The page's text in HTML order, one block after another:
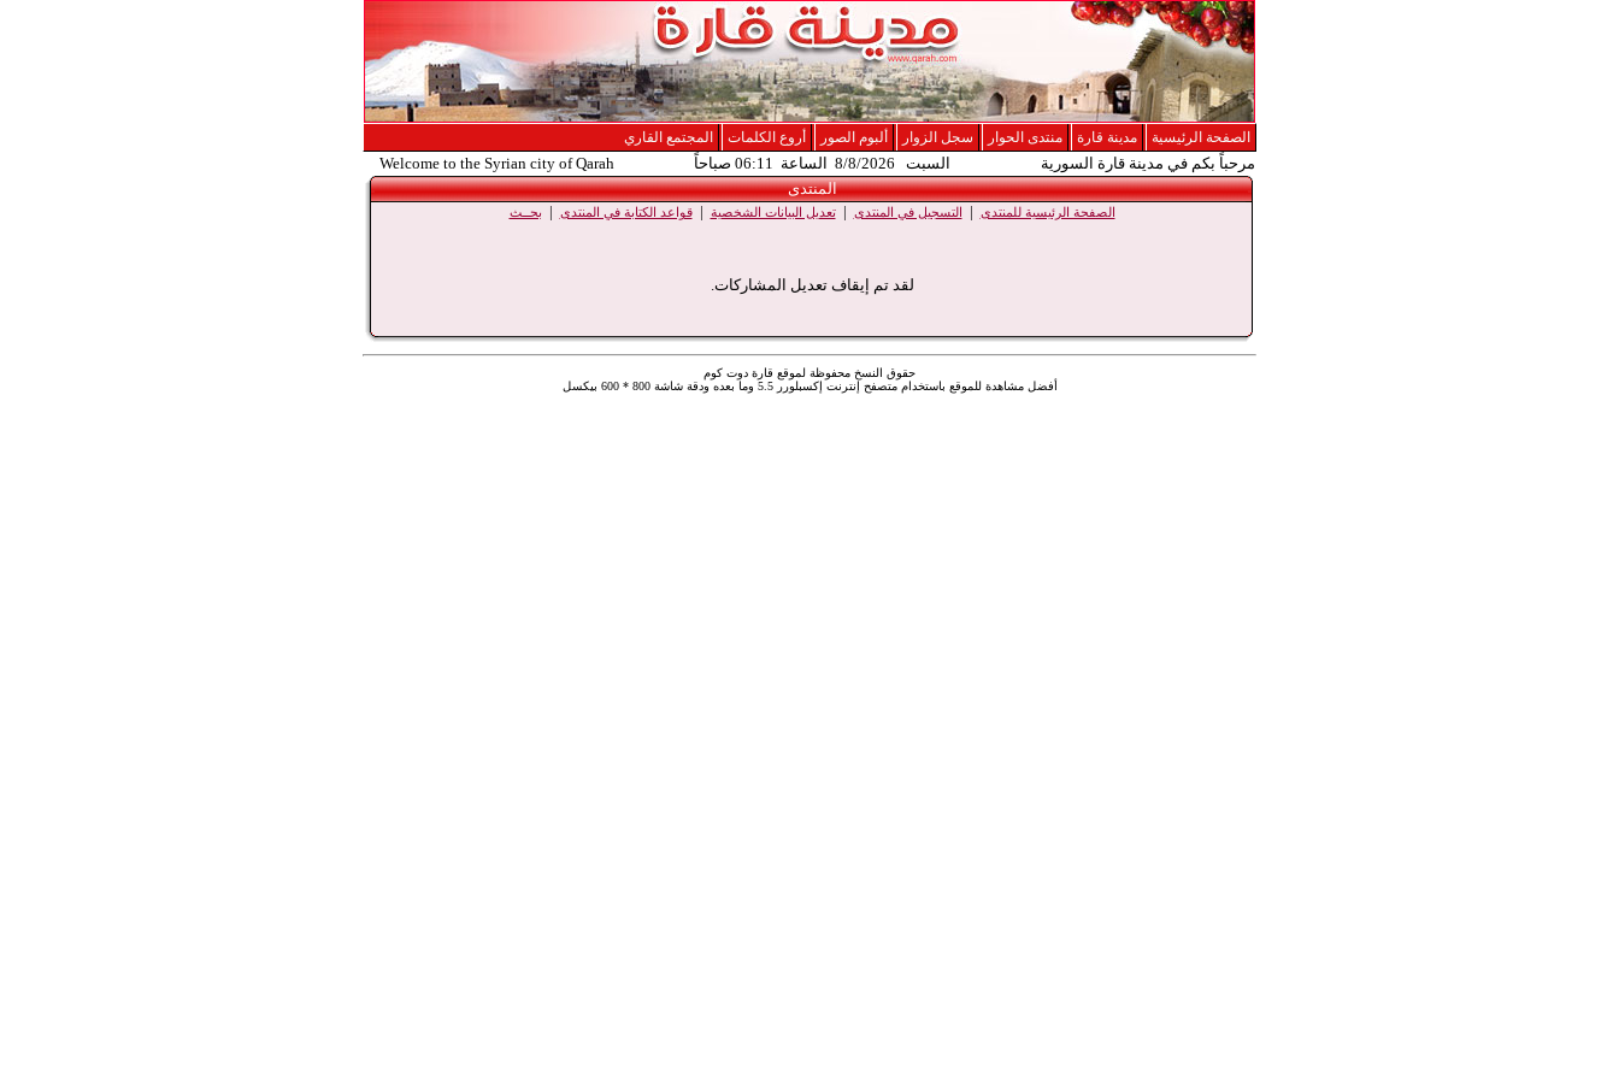
الصفحة الرئيسية مدينة قارة منتدى الحوار سجل الزوار ألبوم الصور أروع الكلمات المجتمع القاري
مرحباً بكم في مدينة قارة السورية السبت 8/8/2026 الساعة 06:11 صباحاً
Welcome to the Syrian city of Qarah
المنتدى
الصفحة الرئيسية للمنتدى | التسجيل في المنتدى |تعديل البيانات الشخصية |قواعد الكتابة في المنتدى | بحــث
لقد تم إيقاف تعديل المشاركات.
حقوق النسخ محفوظة لموقع قارة دوت كوم
أفضل مشاهدة للموقع باستخدام متصفح إنترنت إكسبلورر 5.5 وما بعده ودقة شاشة 800 * 600 بيكسل